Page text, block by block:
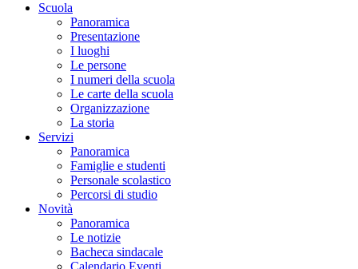
Scuola
Panoramica
Presentazione
I luoghi
Le persone
I numeri della scuola
Le carte della scuola
Organizzazione
La storia
Servizi
Panoramica
Famiglie e studenti
Personale scolastico
Percorsi di studio
Novità
Panoramica
Le notizie
Bacheca sindacale